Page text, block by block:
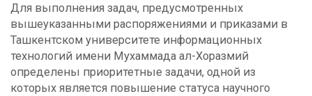
Для выполнения задач, предусмотренных
вышеуказанными распоряжениями и приказами в
Ташкентском университете информационных
технологий имени Мухаммада ал-Хоразмий
определены приоритетные задачи, одной из
которых является повышение статуса научного